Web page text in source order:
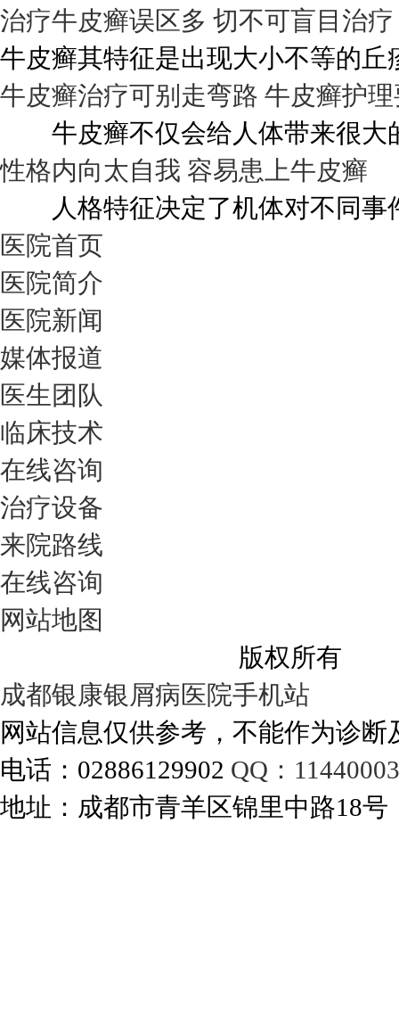
治疗牛皮癣误区多 切不可盲目治疗
牛皮癣其特征是出现大小不等的丘
牛皮癣治疗可别走弯路 牛皮癣护
牛皮癣不仅会给人体带来很大
性格内向太自我 容易患上牛皮癣
人格特征决定了机体对不同事
医院首页
医院简介
医院新闻
媒体报道
医生团队
临床技术
在线咨询
治疗设备
来院路线
在线咨询
网站地图
版权所有
成都银康银屑病医院手机站
网站信息仅供参考，不能作为诊
电话：02886129902 QQ：
地址：成都市青羊区锦里中路18